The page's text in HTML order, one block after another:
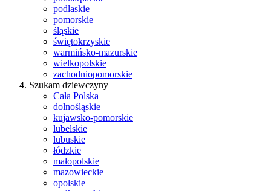
podlaskie
pomorskie
śląskie
świętokrzyskie
warmińsko-mazurskie
wielkopolskie
zachodniopomorskie
Szukam dziewczyny
Cała Polska
dolnośląskie
kujawsko-pomorskie
lubelskie
lubuskie
łódzkie
małopolskie
mazowieckie
opolskie